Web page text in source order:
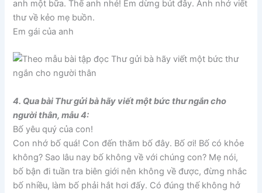
anh một bữa. Thế anh nhé! Em dừng bút đây. Anh nhớ viết
thư về kẻo mẹ buồn.
Em gái của anh
4. Qua bài Thư gửi bà hãy viết một bức thư ngắn cho
người thân, mẫu 4:
Bố yêu quý của con!
Con nhớ bố quá! Con đến thăm bố đây. Bố ơi! Bố có khỏe
không? Sao lâu nay bố không về với chúng con? Mẹ nói,
bố bận đi tuần tra biên giới nên không về được, đừng nhắc
bố nhiều, làm bố phải hắt hơi đấy. Có đúng thế không hở